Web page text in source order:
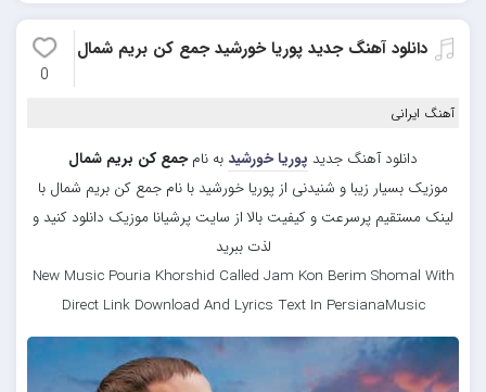
دانلود آهنگ جدید پوریا خورشید جمع کن بریم شمال
0
آهنگ ایرانی
دانلود آهنگ جدید پوریا خورشید به نامجمع کن بریم شمال
موزیک بسیار زیبا و شنیدنی از پوریا خورشید با نام جمع کن بریم شمال با
لینک مستقیم پرسرعت و کیفیت بالا از سایت پرشیانا موزیک دانلود کنید و
لذت ببرید
New Music Pouria Khorshid Called Jam Kon Berim Shomal With
Direct Link Download And Lyrics Text In PersianaMusic